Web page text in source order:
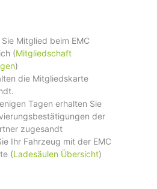
Mitglied beim EMC
(Mitgliedschaft
)
die Mitgliedskarte
Tagen erhalten Sie
der
zugesandt
Ihr Fahrzeug mit der EMC
(Ladesäulen Übersicht)